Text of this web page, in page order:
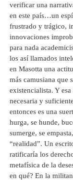
verificar una
en este país…un
frustrado y trágico,
innovaciones
para nada
los así llamados
en Masotta una
más camusiana que
existencialista. Y
necesaria y
entonces es una
hurga, se hunde,
sumerge, se
“realidad”. Un
ratificaría los
metafísica de la
en qué? En la